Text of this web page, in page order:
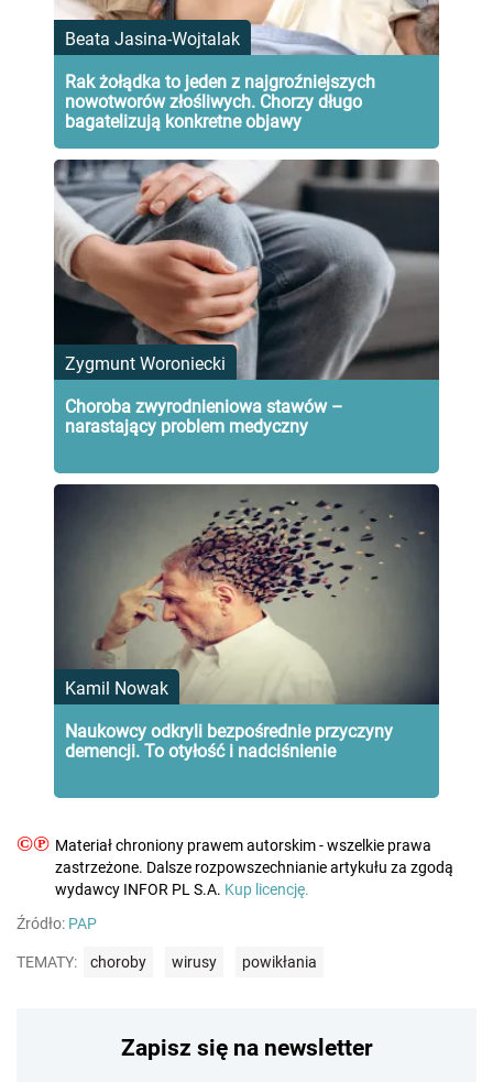
Beata Jasina-Wojtalak
Rak żołądka to jeden z najgroźniejszych
nowotworów złośliwych. Chorzy długo
bagatelizują konkretne objawy
Zygmunt Woroniecki
Choroba zwyrodnieniowa stawów –
narastający problem medyczny
Kamil Nowak
Naukowcy odkryli bezpośrednie przyczyny
demencji. To otyłość i nadciśnienie
©℗ Materiał chroniony prawem autorskim - wszelkie prawa
zastrzeżone. Dalsze rozpowszechnianie artykułu za zgodą
wydawcy INFOR PL S.A. Kup licencję.
Źródło: PAP
TEMATY: choroby wirusy powikłania
Zapisz się na newsletter